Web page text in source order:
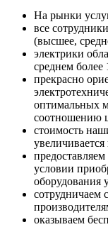
На рынки
все
(высшее,
электрики
среднем более
прекрасно
оптимальных
соотношению
стоимость
условии
оборудования
сотрудничаем
оказываем